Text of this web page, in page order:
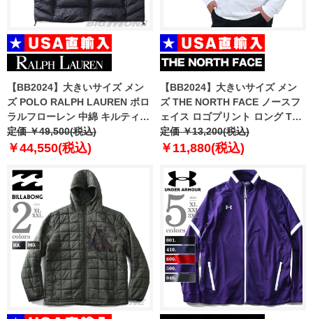
【BB2024】大きいサイズ メン
ズ POLO RALPH LAUREN ポロ
ラルフローレン 中綿 キルティン
グ ベスト USA直輸入
710949962-002
定価 ￥49,500(税込)
￥44,550(税込)
【BB2024】大きいサイズ メン
ズ THE NORTH FACE ノースフ
ェイス ロゴプリント ロング Tシ
ャツ Brand Proud Tee USA直輸
入 nf0a86ww-vod
定価 ￥13,200(税込)
￥11,880(税込)